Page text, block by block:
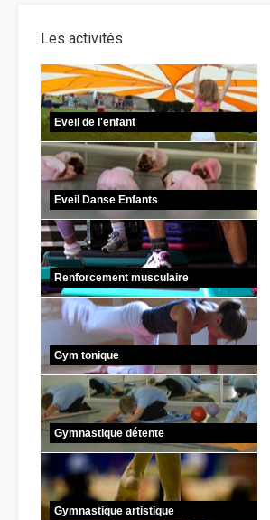
Les activités
Eveil de l'enfant
Eveil Danse Enfants
Renforcement musculaire
Gym tonique
Gymnastique détente
Gymnastique artistique